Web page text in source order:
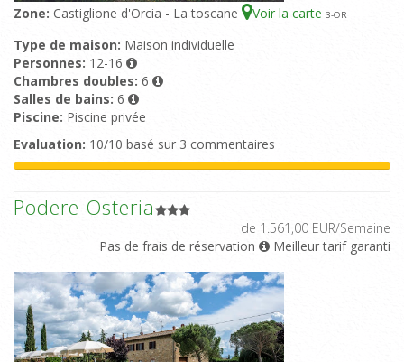
Zone: Castiglione d'Orcia - La toscane Voir la carte 3-OR
Type de maison: Maison individuelle
Personnes: 12-16
Chambres doubles: 6
Salles de bains: 6
Piscine: Piscine privée
Evaluation: 10/10 basé sur 3 commentaires
Podere Osteria
de 1.561,00 EUR/Semaine
Pas de frais de réservation
Meilleur tarif garanti